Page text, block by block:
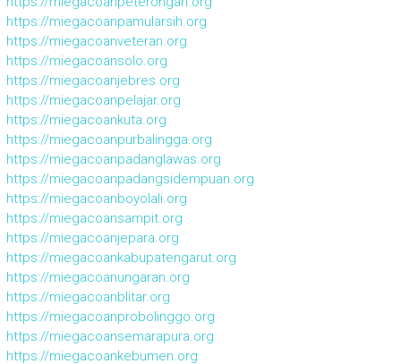
https://miegacoanpamularsih.org
https://miegacoanveteran.org
https://miegacoansolo.org
https://miegacoanjebres.org
https://miegacoanpelajar.org
https://miegacoankuta.org
https://miegacoanpurbalingga.org
https://miegacoanpadanglawas.org
https://miegacoanpadangsidempuan.org
https://miegacoanboyolali.org
https://miegacoansampit.org
https://miegacoanjepara.org
https://miegacoankabupatengarut.org
https://miegacoanungaran.org
https://miegacoanblitar.org
https://miegacoanprobolinggo.org
https://miegacoansemarapura.org
https://miegacoankebumen.org